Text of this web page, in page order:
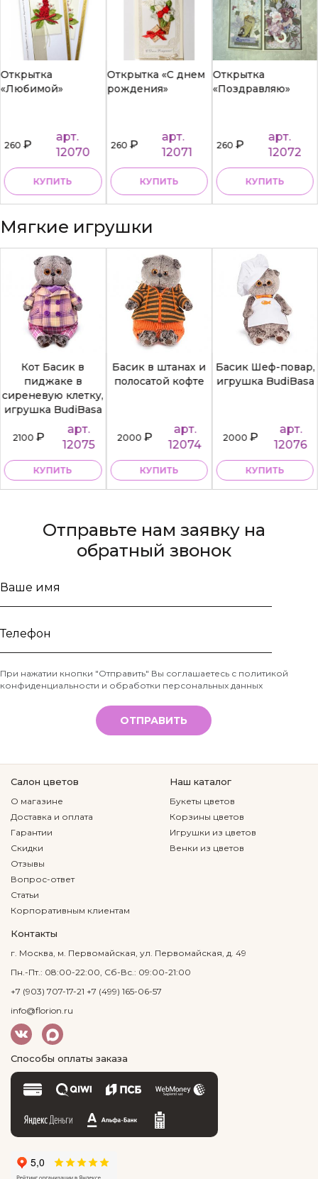
Открытка
«Любимой»
260₽
арт.
12070
КУПИТЬ
Открытка «С днем
рождения»
260₽
арт.
12071
КУПИТЬ
Открытка
«Поздравляю»
260₽
арт.
12072
КУПИТЬ
Мягкие игрушки
Кот Басик в
пиджаке в
сиреневую клетку,
игрушка BudiBasa
2100₽
арт.
12075
КУПИТЬ
Басик в штанах и
полосатой кофте
2000₽
арт.
12074
КУПИТЬ
Басик Шеф-повар,
игрушка BudiBasa
2000₽
арт.
12076
КУПИТЬ
Отправьте нам заявку на
обратный звонок
Ваше
Телефон
*
При нажатии кнопки "Отправить" Вы соглашаетесь с политикой
конфиденциальности и обработки персональных данных
ОТПРАВИТЬ
Салон цветов
О магазине
Доставка и оплата
Гарантии
Скидки
Отзывы
Вопрос-ответ
Статьи
Корпоративным клиентам
Наш каталог
Букеты цветов
Корзины цветов
Игрушки из цветов
Венки из цветов
Контакты
г. Москва, м. Первомайская, ул. Первомайская, д. 49
Пн.-Пт.: 08:00-22:00, Сб-Вс.: 09:00-21:00
+7 (903) 707-17-21 +7 (499) 165-06-57
info@florion.ru
Способы оплаты заказа